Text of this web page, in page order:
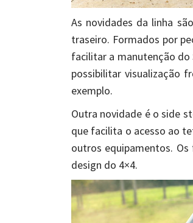
As novidades da linha
traseiro. Formados por
facilitar a manutenção do
possibilitar visualização
exemplo.
Outra novidade é o side
que facilita o acesso ao
outros equipamentos.
design do 4×4.